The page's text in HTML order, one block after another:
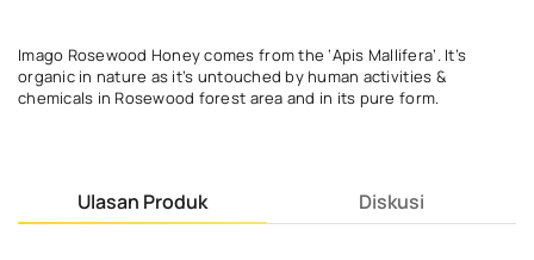
Imago Rosewood Honey comes from the ‘Apis Mallifera’. It’s
organic in nature as it’s untouched by human activities &
chemicals in Rosewood forest area and in its pure form.
Ulasan Produk Diskusi